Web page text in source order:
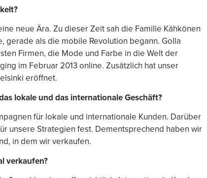
neue Ära. Zu dieser Zeit sah die Familie Kähkönen
als die mobile Revolution begann. Golla
Firmen, die Mode und Farbe in die Welt der
ging im Februar 2013 online. Zusätzlich hat unser
eröffnet.
lokale und das internationale Geschäft?
für lokale und internationale Kunden. Darüber
unsere Strategien fest. Dementsprechend haben wir
in dem wir verkaufen.
verkaufen?